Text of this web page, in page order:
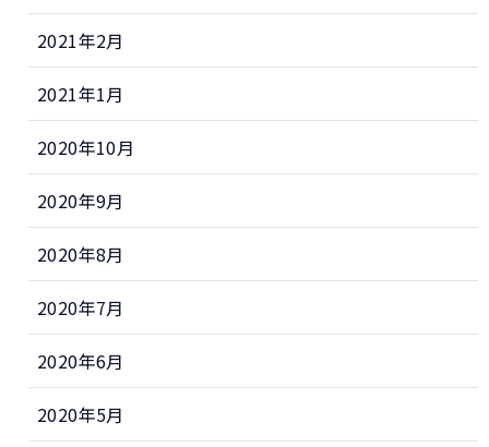
2021年2月
2021年1月
2020年10月
2020年9月
2020年8月
2020年7月
2020年6月
2020年5月